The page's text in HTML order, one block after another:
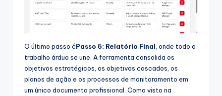
O último passo éPasso 5: Relatório Final , onde todo o
trabalho árduo se une. A ferramenta consolida os
objetivos estratégicos, os objetivos cascados, os
planos de ação e os processos de monitoramento em
um único documento profissional. Como visto na